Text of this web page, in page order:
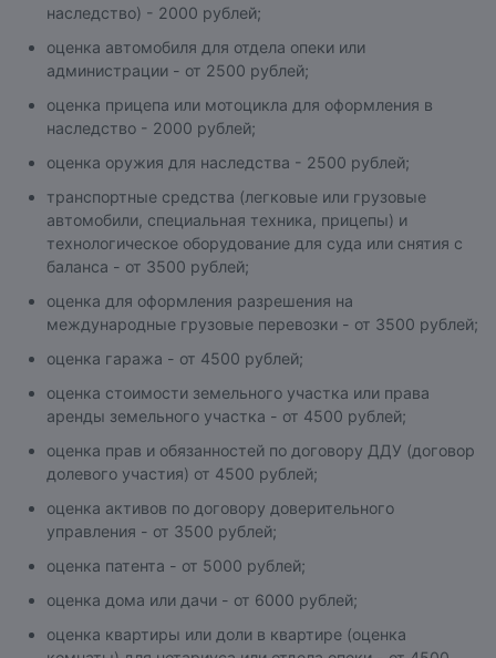
наследство) - 2000 рублей;
оценка автомобиля для отдела опеки или
администрации - от 2500 рублей;
оценка прицепа или мотоцикла для оформления в
наследство - 2000 рублей;
оценка оружия для наследства - 2500 рублей;
транспортные средства (легковые или грузовые
автомобили, специальная техника, прицепы) и
технологическое оборудование для суда или снятия с
баланса - от 3500 рублей;
оценка для оформления разрешения на
международные грузовые перевозки - от 3500 рублей;
оценка гаража - от 4500 рублей;
оценка стоимости земельного участка или права
аренды земельного участка - от 4500 рублей;
оценка прав и обязанностей по договору ДДУ (договор
долевого участия) от 4500 рублей;
оценка активов по договору доверительного
управления - от 3500 рублей;
оценка патента - от 5000 рублей;
оценка дома или дачи - от 6000 рублей;
оценка квартиры или доли в квартире (оценка